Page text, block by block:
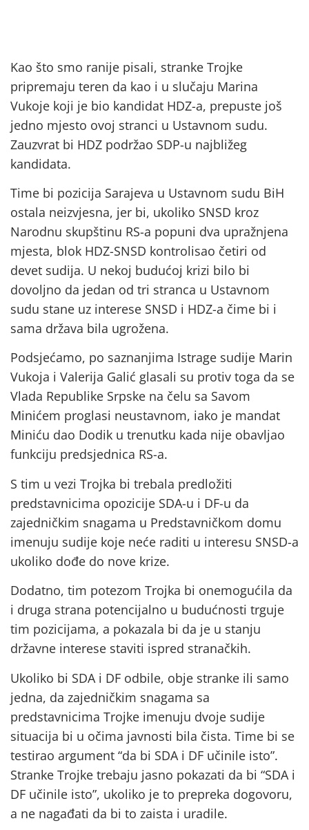
Kao što smo ranije pisali, stranke Trojke
pripremaju teren da kao i u slučaju Marina
Vukoje koji je bio kandidat HDZ-a, prepuste još
jedno mjesto ovoj stranci u Ustavnom sudu.
Zauzvrat bi HDZ podržao SDP-u najbližeg
kandidata.
Time bi pozicija Sarajeva u Ustavnom sudu BiH
ostala neizvjesna, jer bi, ukoliko SNSD kroz
Narodnu skupštinu RS-a popuni dva upražnjena
mjesta, blok HDZ-SNSD kontrolisao četiri od
devet sudija. U nekoj budućoj krizi bilo bi
dovoljno da jedan od tri stranca u Ustavnom
sudu stane uz interese SNSD i HDZ-a čime bi i
sama država bila ugrožena.
Podsjećamo, po saznanjima Istrage sudije Marin
Vukoja i Valerija Galić glasali su protiv toga da se
Vlada Republike Srpske na čelu sa Savom
Minićem proglasi neustavnom, iako je mandat
Miniću dao Dodik u trenutku kada nije obavljao
funkciju predsjednica RS-a.
S tim u vezi Trojka bi trebala predložiti
predstavnicima opozicije SDA-u i DF-u da
zajedničkim snagama u Predstavničkom domu
imenuju sudije koje neće raditi u interesu SNSD-a
ukoliko dođe do nove krize.
Dodatno, tim potezom Trojka bi onemogućila da
i druga strana potencijalno u budućnosti trguje
tim pozicijama, a pokazala bi da je u stanju
državne interese staviti ispred stranačkih.
Ukoliko bi SDA i DF odbile, obje stranke ili samo
jedna, da zajedničkim snagama sa
predstavnicima Trojke imenuju dvoje sudije
situacija bi u očima javnosti bila čista. Time bi se
testirao argument “da bi SDA i DF učinile isto”.
Stranke Trojke trebaju jasno pokazati da bi “SDA i
DF učinile isto”, ukoliko je to prepreka dogovoru,
a ne nagađati da bi to zaista i uradile.